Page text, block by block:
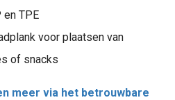
TPE
voor plaatsen van
of snacks
meer via het betrouwbare